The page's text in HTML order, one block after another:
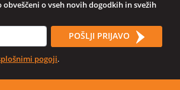
o vseh novih dogodkih in svežih
POŠLJI PRIJAVO
pogoji.